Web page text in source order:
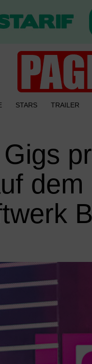
STARS TRAILER